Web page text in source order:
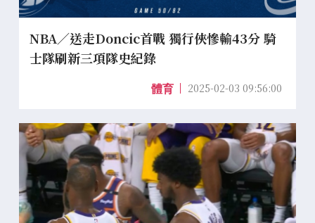
NBA／送走Doncic首戰 獨行俠慘輸43分 騎
士隊刷新三項隊史紀錄
體育 2025-02-03 09:56:00